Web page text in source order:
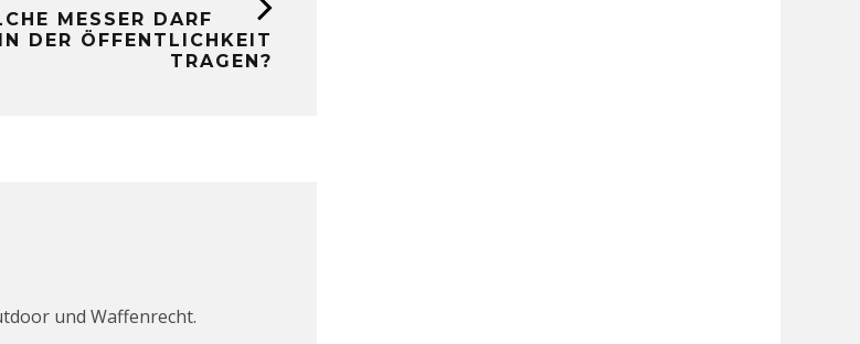
MESSER DARF
DER ÖFFENTLICHKEIT
TRAGEN?
und Waffenrecht.